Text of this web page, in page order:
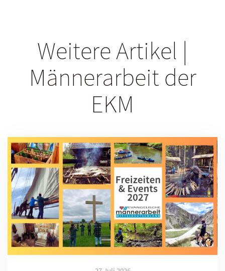
Weitere Artikel |
Männerarbeit der
EKM